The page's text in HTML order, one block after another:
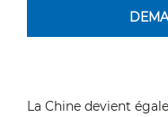
La Chine devient